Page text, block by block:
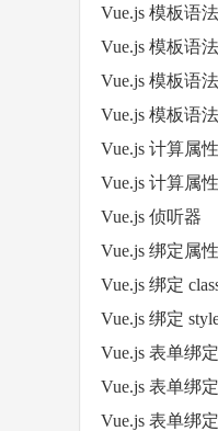
Vue.js 计算属性
Vue.js 计算属
Vue.js 侦听器
Vue.js 绑定属性
Vue.js 绑定
Vue.js 绑定
Vue.js 表单绑
Vue.js 表单绑定